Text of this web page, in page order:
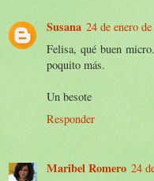
Susana 24 de enero
Felisa, qué buen
poquito más.
Un besote
Responder
Maribel Romero 24